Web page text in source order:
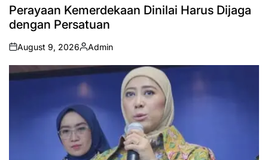
IN
Perayaan Kemerdekaan Dinilai Harus Dijaga
dengan Persatuan
on
August 9, 2026
Posted
by
Admin